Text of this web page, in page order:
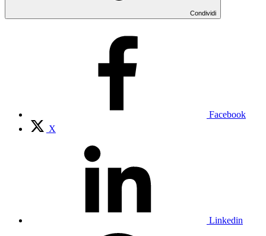
Condividi
Facebook
X
Linkedin